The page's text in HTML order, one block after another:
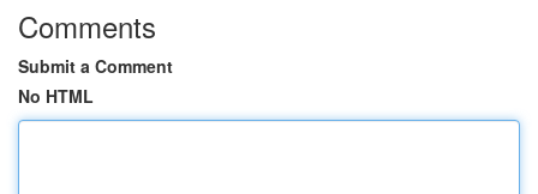
Comments
Submit a Comment
No HTML